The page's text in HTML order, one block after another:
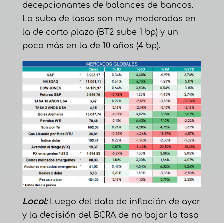
decepcionantes de balances de bancos.
La suba de tasas son muy moderadas en
la de corto plazo (BT2 sube 1 bp) y un
poco más en la de 10 años (4 bp).
Local: Luego del dato de inflación de ayer
y la decisión del BCRA de no bajar la tasa